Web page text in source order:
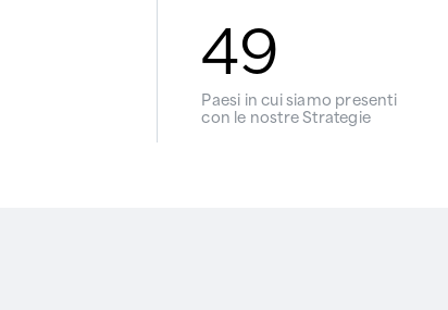
49
Paesi in cui siamo presenti
con le nostre Strategie